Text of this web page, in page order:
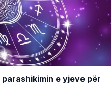
e yjeve për